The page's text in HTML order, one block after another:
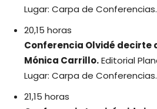
Lugar: Carpa de Conferencias.
20,15 horas
Conferencia Olvidé decirte
Mónica Carrillo.Editorial
Lugar: Carpa de Conferencias.
21,15 horas